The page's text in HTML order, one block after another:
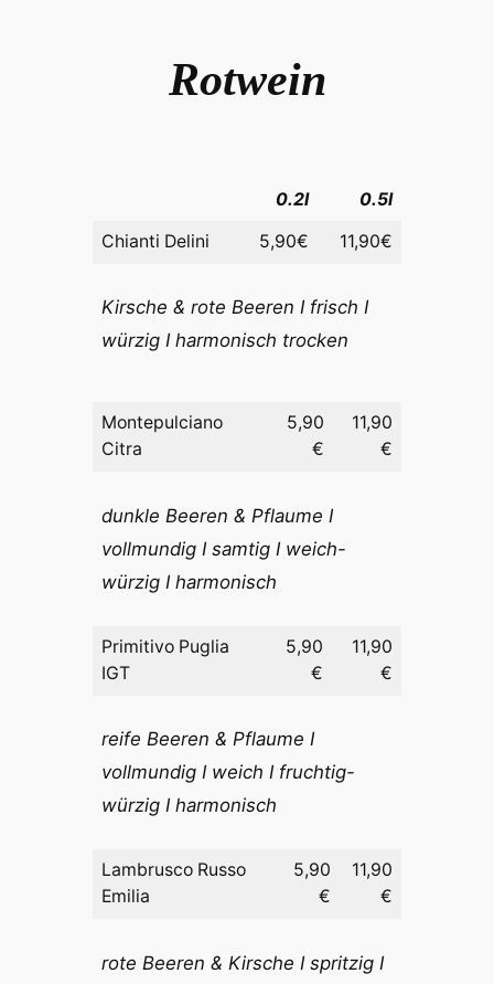
Rotwein
0.2l
0.5l
Chianti Delini
5,90€ 11,90€
Kirsche & rote Beeren I frisch I
würzig I harmonisch trocken
Montepulciano
Citra
5,90
€
11,90
€
dunkle Beeren & Pflaume I
vollmundig I samtig I weich-
würzig I harmonisch
Primitivo Puglia
IGT
5,90
€
11,90
€
reife Beeren & Pflaume I
vollmundig I weich I fruchtig-
würzig I harmonisch
Lambrusco Russo
Emilia
5,90
€
11,90
€
rote Beeren & Kirsche I spritzig I